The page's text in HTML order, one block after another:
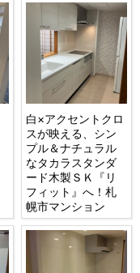
白×アクセントクロ
スが映える、シン
プル＆ナチュラル
なタカラスタンダ
ード木製ＳＫ『リ
フィット』へ！札
幌市マンション